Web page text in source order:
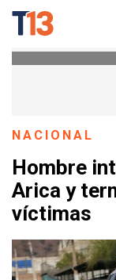
NACIONAL
Hombre
Arica y
víctimas